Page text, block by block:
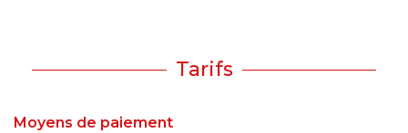
Tarifs
Moyens de paiement